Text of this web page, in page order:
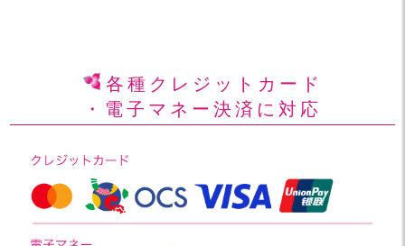
各種クレジットカード
・電子マネー決済に対応